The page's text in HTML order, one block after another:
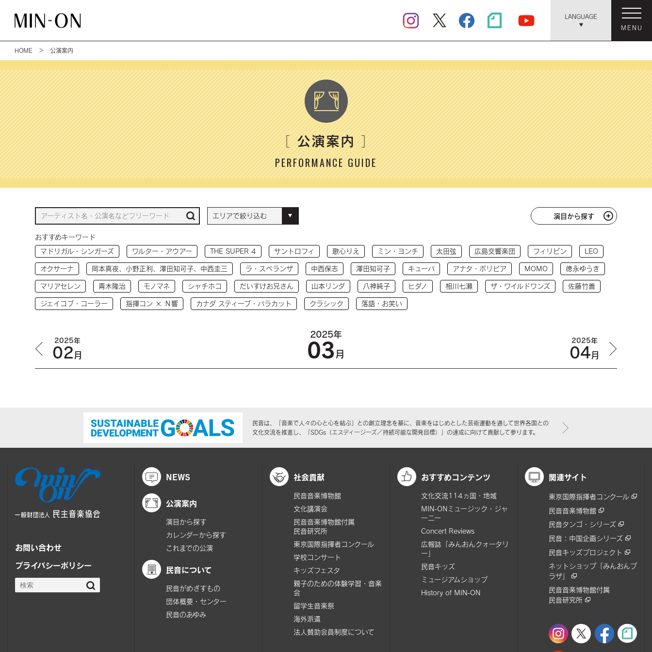
LANGUAGE
MENU
HOME ＞ 公演案内
［公演案内］
PERFORMANCE GUIDE
演目から探す
おすすめキーワード
マドリガル・シンガーズ
ワルター・アウアー THE SUPER 4 サントロフィ 歌心りえ ミン・ヨンチ 太田弦 広島交響楽団 フィリピン LEO
オクサーナ 岡本真夜、小野正利、澤田知可子、中西圭三 ラ・スペランザ 中西保志 澤田知可子 キューバ アナタ・ボリビア MOMO 徳永ゆうき
マリアセレン 青木隆治 モノマネ シャチホコ だいすけお兄さん 山本リンダ 八神純子 ヒダノ 相川七瀬 ザ・ワイルドワンズ 佐藤竹善
ジェイコブ・コーラー 指揮コン × Ｎ響 カナダ スティーブ・バラカット クラシック 落語・お笑い
2025年
02月
2025年
03 月
2025年
04月
民音は、「音楽で人々の心と心を結ぶ」との創立理念を基に、音楽をはじめとした芸術運動を通して世界各国との
文化交流を推進し、「SDGs（エスディージーズ／持続可能な開発目標）」の達成に向けて貢献して参ります。
お問い合わせ
プライバシーポリシー
NEWS
公演案内
演目から探す
カレンダーから探す
これまでの公演
民音について
民音がめざすもの
団体概要・センター
民音のあゆみ
社会貢献
民音音楽博物館
文化講演会
民音音楽博物館付属
民音研究所
東京国際指揮者コンクール
学校コンサート
キッズフェスタ
親子のための体験学習・音楽
会
留学生音楽祭
海外派遣
法人賛助会員制度について
おすすめコンテンツ
文化交流114ヵ国・地域
MIN-ONミュージック・ジャ
ーニー
Concert Reviews
広報誌「みんおんクォータリ
ー」
民音キッズ
ミュージアムショップ
History of MIN-ON
関連サイト
東京国際指揮者コンクール
民音音楽博物館
民音タンゴ・シリーズ
民音：中国企画シリーズ
民音キッズプロジェクト
ネットショップ「みんおんプ
ラザ」
民音音楽博物館付属
民音研究所